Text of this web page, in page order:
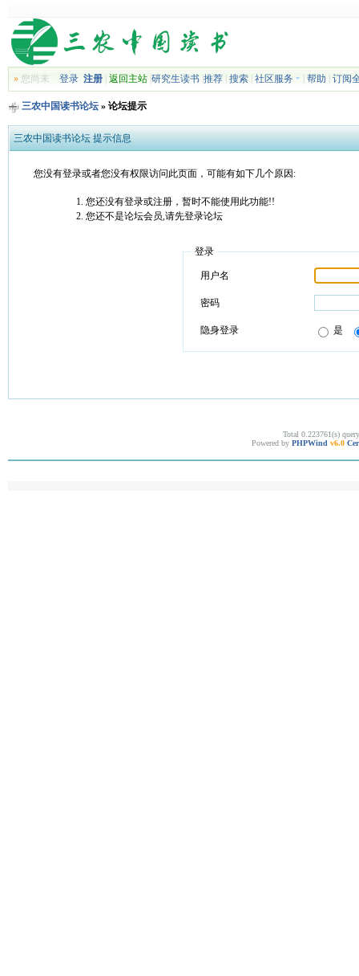
»您尚未 登录 注册| 返回主站| 研究生读书| 推荐| 搜索| 社区服务 帮助 订阅
三农中国读书论坛» 论坛提示
三农中国读书论坛 提示信息
您没有登录或者您没有权限访问此页面，可能有如下几个原因:
您还没有登录或注册，暂时不能使用此功能!!
您还不是论坛会员,请先登录论坛
登录
用户名
密码
隐身登录 是
Total 0.223761(s)
Powered by PHPWind v6.0